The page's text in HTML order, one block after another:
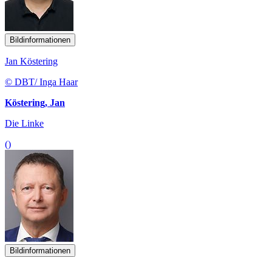
Bildinformationen
Jan Köstering
© DBT/ Inga Haar
Köstering, Jan
Die Linke
()
Bildinformationen